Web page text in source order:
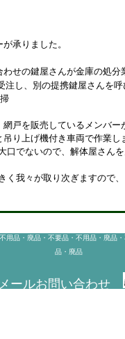
用品・廃品・不要品・不用品・廃品
品・廃品
メールお問い合わせ
承りました。
せの鍵屋さんが金庫の処
注し、別の提携鍵屋さんを
網戸を販売しているメンバー
り上げ機付き車両で作業し
口でないので、解体屋さん
きく我々が取り次ぎますので